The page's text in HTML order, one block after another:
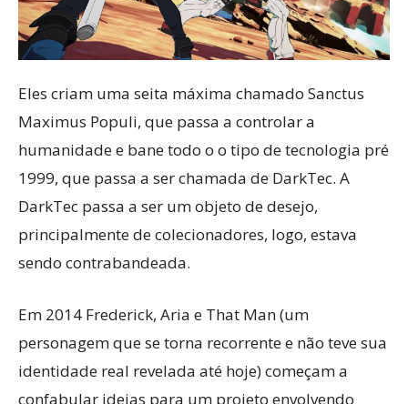
Eles criam uma seita máxima chamado Sanctus
Maximus Populi, que passa a controlar a
humanidade e bane todo o o tipo de tecnologia pré
1999, que passa a ser chamada de DarkTec. A
DarkTec passa a ser um objeto de desejo,
principalmente de colecionadores, logo, estava
sendo contrabandeada.
Em 2014 Frederick, Aria e That Man (um
personagem que se torna recorrente e não teve sua
identidade real revelada até hoje) começam a
confabular ideias para um projeto envolvendo